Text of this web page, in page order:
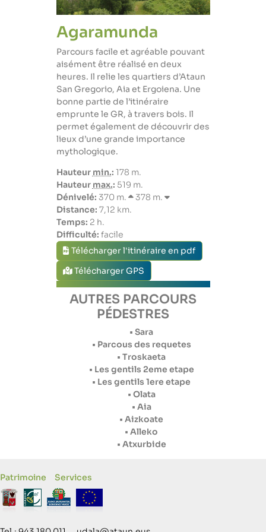
Agaramunda
Parcours facile et agréable pouvant
aisément être réalisé en deux
heures. Il relie les quartiers d’Ataun
San Gregorio, Aia et Ergoiena. Une
bonne partie de l’itinéraire
emprunte le GR, à travers bois. Il
permet également de découvrir des
lieux d’une grande importance
mythologique.
Hauteur min.: 178 m.
Hauteur max.: 519 m.
Dénivelé: 370 m.
378 m.
Distance: 7,12 km.
Temps: 2 h.
Difficulté: facile
Télécharger l'itinéraire en pdf
Télécharger GPS
AUTRES PARCOURS
PÉDESTRES
• Sara
• Parcous des requetes
• Troskaeta
• Les gentils 2eme etape
• Les gentils 1ere etape
• Olata
• Aia
• Aizkoate
• Alleko
• Atxurbide
Patrimoine Services